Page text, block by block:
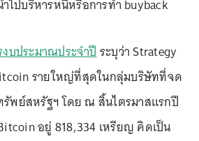
ไปบริหารหนี้หรือการทำ buyback
บประมาณประจำปีระบุว่า Strategy
รายใหญ่ที่สุดในกลุ่มบริษัทที่จด
พย์สหรัฐฯ โดย ณ สิ้นไตรมาสแรกปี
อยู่ 818,334 เหรียญ คิดเป็น